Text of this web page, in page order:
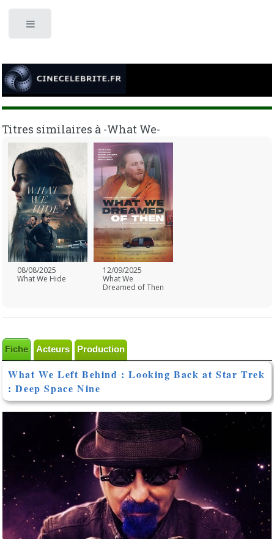
Titres similaires à -What We-
08/08/2025
What We Hide
12/09/2025
What We
Dreamed of Then
Fiche Acteurs Production
What We Left Behind : Looking Back at Star Trek
: Deep Space Nine